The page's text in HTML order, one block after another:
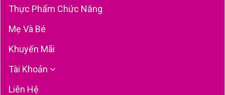
Thực Phẩm Chức Năng
Mẹ Và Bé
Khuyến Mãi
Tài Khoản
Liên Hệ